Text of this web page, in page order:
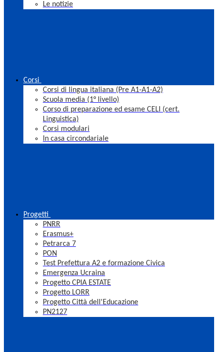
Le notizie
Corsi
Corsi di lingua italiana (Pre A1-A1-A2)
Scuola media (1° livello)
Corso di preparazione ed esame CELI (cert.
Linguistica)
Corsi modulari
In casa circondariale
Progetti
PNRR
Erasmus+
Petrarca 7
PON
Test Prefettura A2 e formazione Civica
Emergenza Ucraina
Progetto CPIA ESTATE
Progetto LORR
Progetto Città dell'Educazione
PN2127